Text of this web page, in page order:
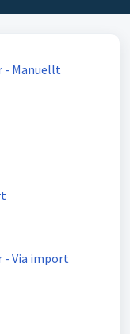
- Manuellt
Via import